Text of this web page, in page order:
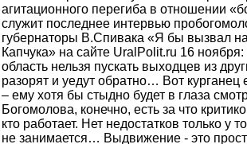
агитационного перегиба в отношении
служит последнее интервью
губернаторы В.Спивака «Я бы вызвал
Капчука» на сайте UralPolit.ru 16
область нельзя пускать выходцев из
разорят и уедут обратно… Вот курганец
– ему хотя бы стыдно будет в глаза
Богомолова, конечно, есть за что
кто работает. Нет недостатков только у
не занимается… Выдвижение - это